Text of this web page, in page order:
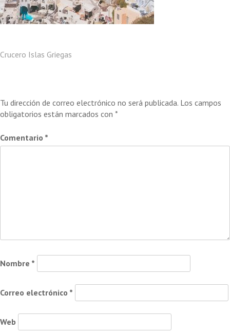
Navegación
Crucero Islas Griegas
Tu dirección de correo electrónico no será publicada. Los campos
obligatorios están marcados con *
Comentario *
Nombre *
Correo electrónico *
Web